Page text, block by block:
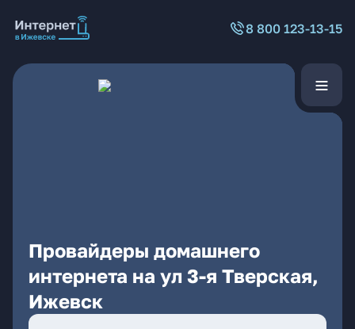
8 800 123-13-15
Провайдеры домашнего
интернета на ул 3-я Тверская,
Ижевск